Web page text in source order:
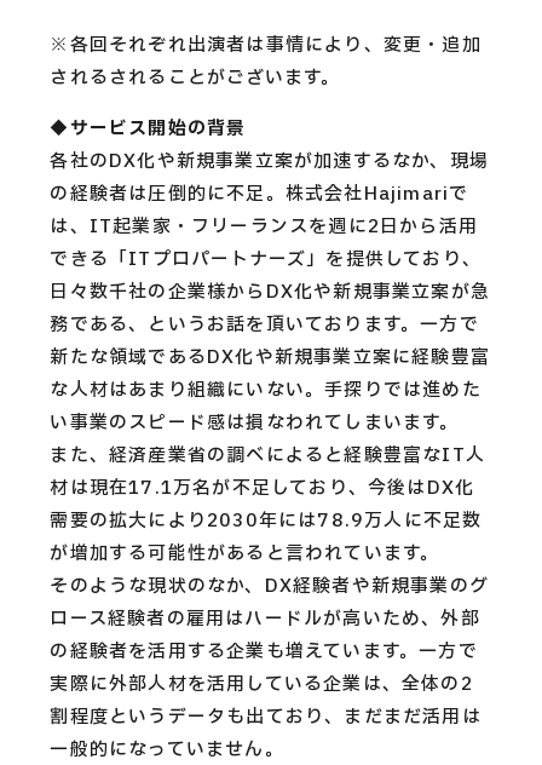
※各回それぞれ出演者は事情により、変更・追加
されるされることがございます。
◆サービス開始の背景
各社のDX化や新規事業立案が加速するなか、現場
の経験者は圧倒的に不足。株式会社Hajimariで
は、IT起業家・フリーランスを週に2日から活用
できる「ITプロパートナーズ」を提供しており、
日々数千社の企業様からDX化や新規事業立案が急
務である、というお話を頂いております。一方で
新たな領域であるDX化や新規事業立案に経験豊富
な人材はあまり組織にいない。手探りでは進めた
い事業のスピード感は損なわれてしまいます。
また、経済産業省の調べによると経験豊富なIT人
材は現在17.1万名が不足しており、今後はDX化
需要の拡大により2030年には78.9万人に不足数
が増加する可能性があると言われています。
そのような現状のなか、DX経験者や新規事業のグ
ロース経験者の雇用はハードルが高いため、外部
の経験者を活用する企業も増えています。一方で
実際に外部人材を活用している企業は、全体の2
割程度というデータも出ており、まだまだ活用は
一般的になっていません。